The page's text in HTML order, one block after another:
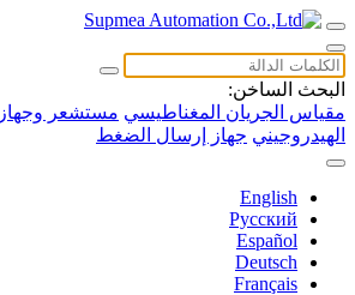
البحث الساخن:
مقياس الجريان المغناطيسي مستشعر
الهيدروجيني جهاز إرسال الضغط
English
Русский
Español
Deutsch
Français